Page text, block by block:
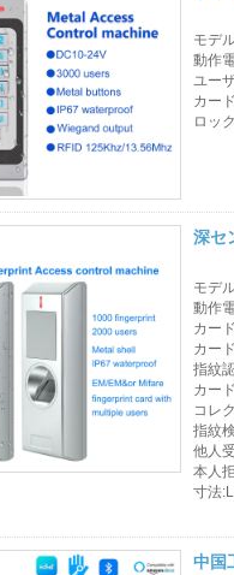
モデ
動作
ユー
カー
ロッ
深セ
モデ
動作
カー
カー
指紋
カー
コレ
指紋
他人
本人
寸法
中国